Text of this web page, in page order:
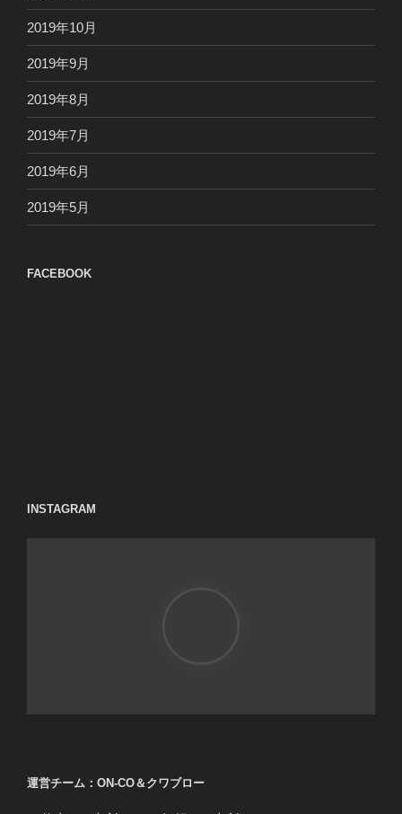
2019年10月
2019年9月
2019年8月
2019年7月
2019年6月
2019年5月
FACEBOOK
INSTAGRAM
運営チーム：ON-CO＆クワブロー